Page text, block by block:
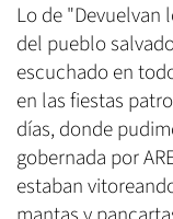
Lo de "Devuelvan
del pueblo
escuchado en
en las fiestas
días, donde
gobernada por
estaban